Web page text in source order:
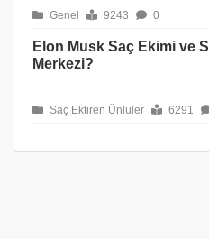
Genel 9243 0
Elon Musk Saç Ekimi ve
Merkezi?
Saç Ektiren Ünlüler 6291